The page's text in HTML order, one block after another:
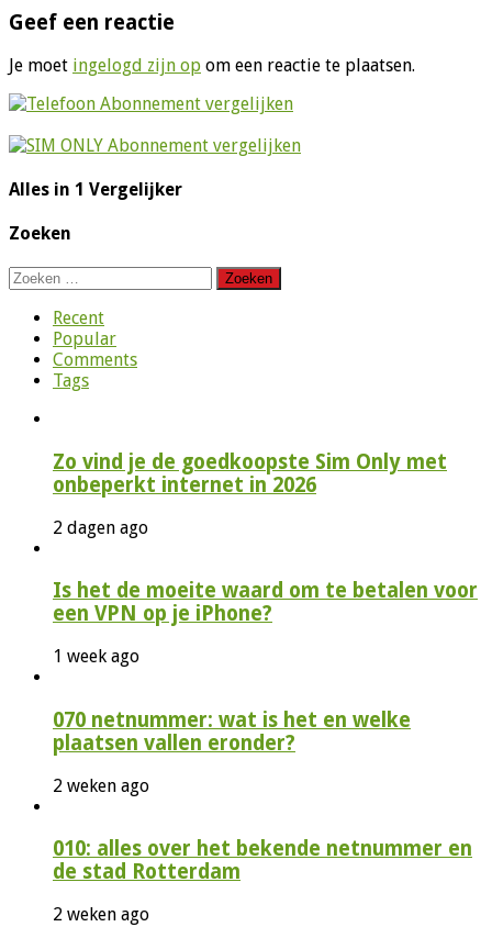
Geef een reactie
Je moet ingelogd zijn op om een reactie te plaatsen.
Alles in 1 Vergelijker
Zoeken
Zoeken
Recent
Popular
Comments
Tags
Zo vind je de goedkoopste Sim Only met
onbeperkt internet in 2026
2 dagen ago
Is het de moeite waard om te betalen voor
een VPN op je iPhone?
1 week ago
070 netnummer: wat is het en welke
plaatsen vallen eronder?
2 weken ago
010: alles over het bekende netnummer en
de stad Rotterdam
2 weken ago